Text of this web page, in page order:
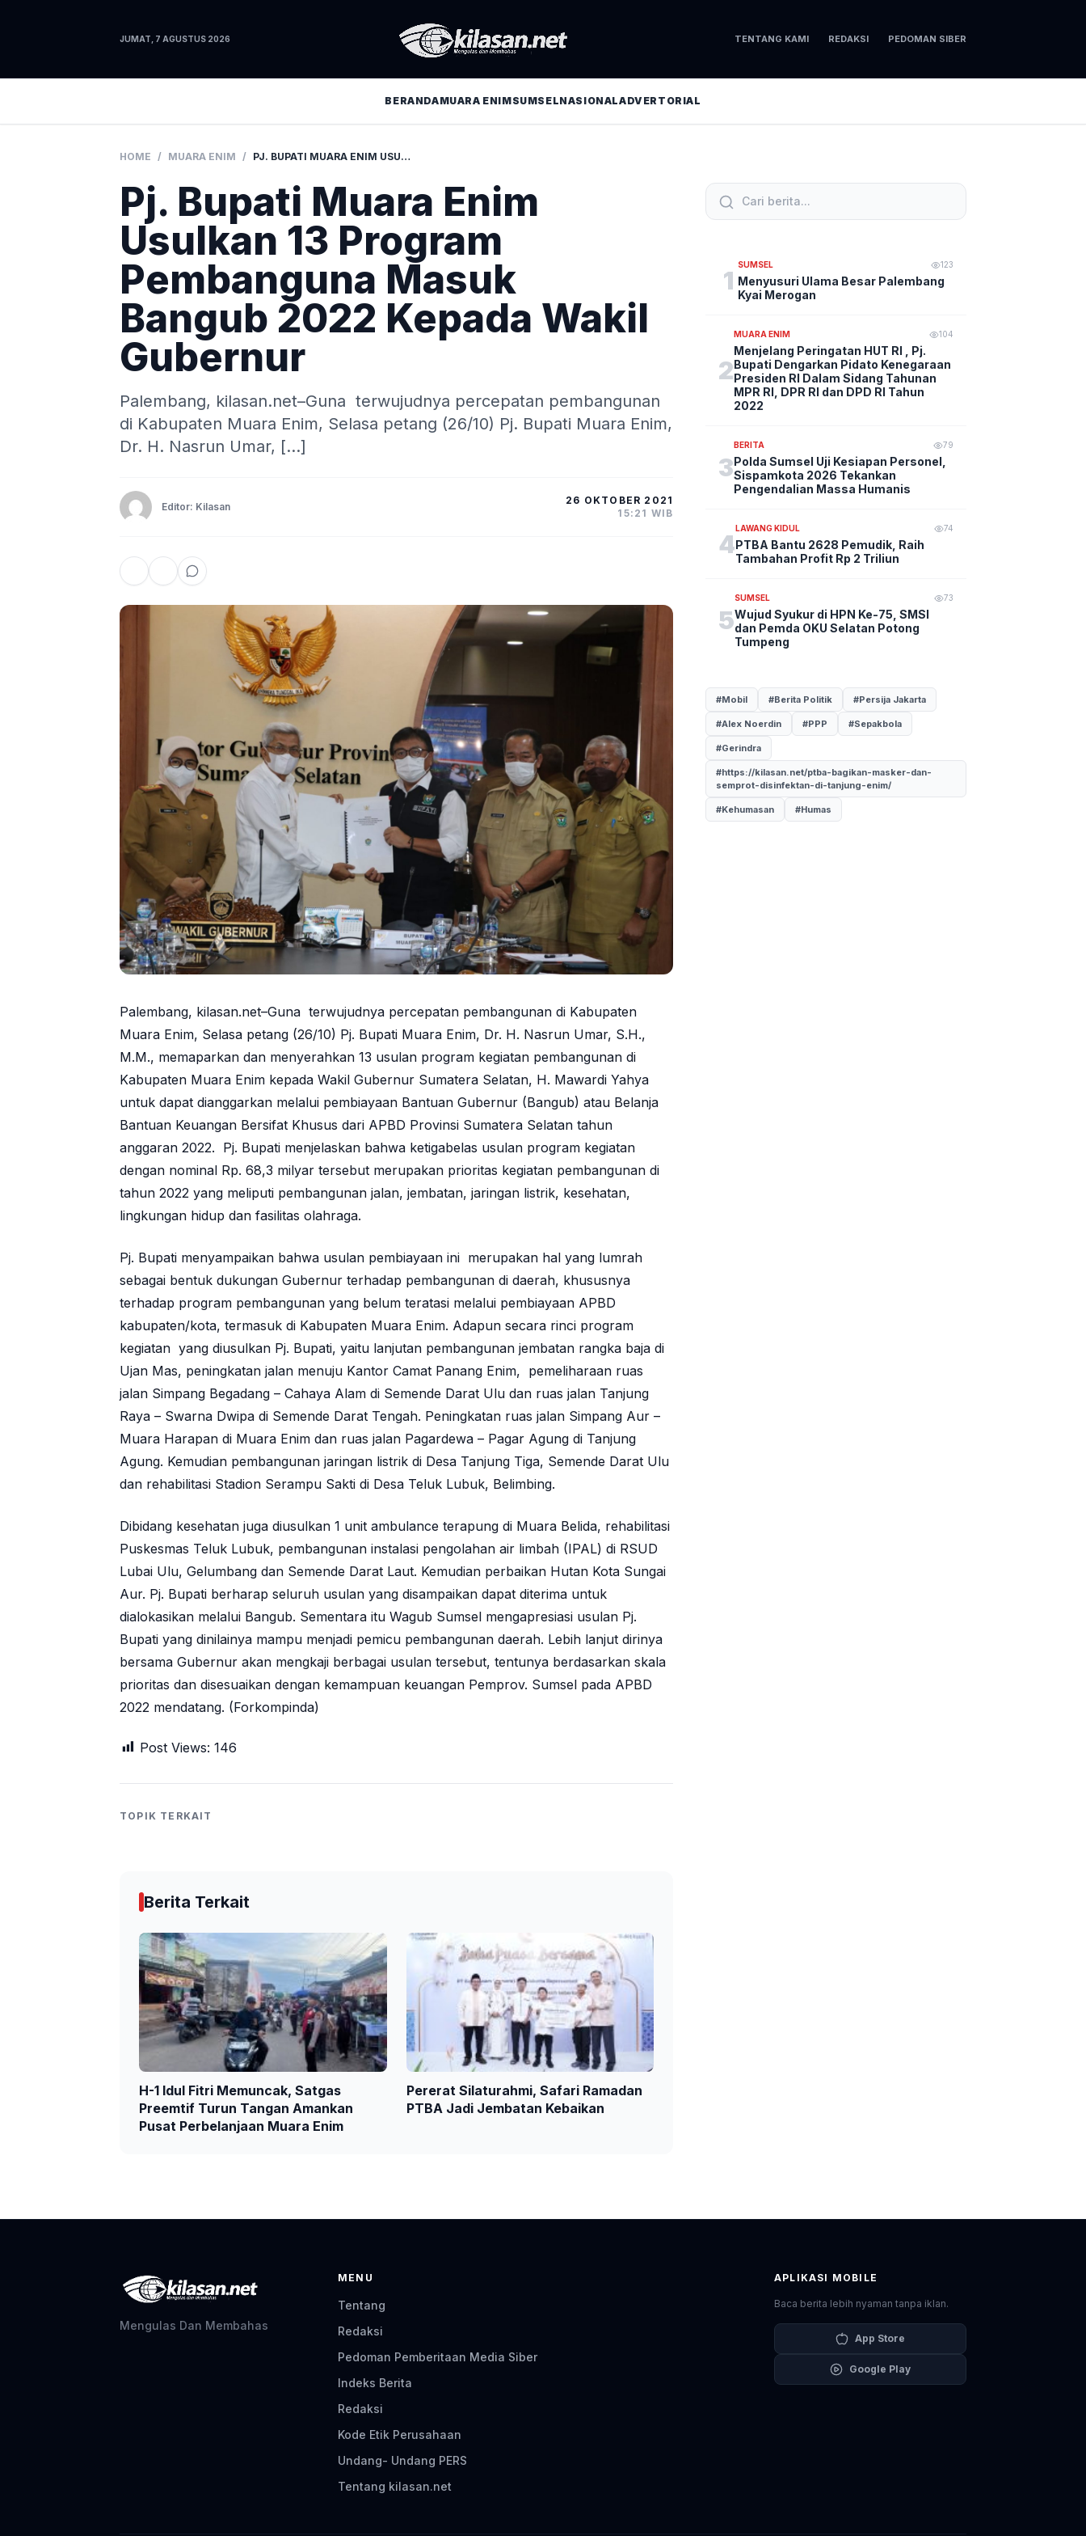
JUMAT, 7 AGUSTUS 2026 TENTANG KAMI REDAKSI PEDOMAN SIBER
BERANDAMUARA ENIMSUMSELNASIONALADVERTORIAL
HOME / MUARA ENIM / PJ. BUPATI MUARA ENIM USULKAN 13 PROGRAM PEMBANGUNA MASUK BANGUB 2022 KEPADA WAKIL GUBERNUR
Pj. Bupati Muara Enim
Usulkan 13 Program
Pembanguna Masuk
Bangub 2022 Kepada Wakil
Gubernur
Palembang, kilasan.net–Guna terwujudnya percepatan pembangunan
di Kabupaten Muara Enim, Selasa petang (26/10) Pj. Bupati Muara Enim,
Dr. H. Nasrun Umar, […]
Editor: Kilasan
26 OKTOBER 2021
15:21 WIB
Palembang, kilasan.net–Guna terwujudnya percepatan pembangunan di Kabupaten
Muara Enim, Selasa petang (26/10) Pj. Bupati Muara Enim, Dr. H. Nasrun Umar, S.H.,
M.M., memaparkan dan menyerahkan 13 usulan program kegiatan pembangunan di
Kabupaten Muara Enim kepada Wakil Gubernur Sumatera Selatan, H. Mawardi Yahya
untuk dapat dianggarkan melalui pembiayaan Bantuan Gubernur (Bangub) atau Belanja
Bantuan Keuangan Bersifat Khusus dari APBD Provinsi Sumatera Selatan tahun
anggaran 2022. Pj. Bupati menjelaskan bahwa ketigabelas usulan program kegiatan
dengan nominal Rp. 68,3 milyar tersebut merupakan prioritas kegiatan pembangunan di
tahun 2022 yang meliputi pembangunan jalan, jembatan, jaringan listrik, kesehatan,
lingkungan hidup dan fasilitas olahraga.
Pj. Bupati menyampaikan bahwa usulan pembiayaan ini merupakan hal yang lumrah
sebagai bentuk dukungan Gubernur terhadap pembangunan di daerah, khususnya
terhadap program pembangunan yang belum teratasi melalui pembiayaan APBD
kabupaten/kota, termasuk di Kabupaten Muara Enim. Adapun secara rinci program
kegiatan yang diusulkan Pj. Bupati, yaitu lanjutan pembangunan jembatan rangka baja di
Ujan Mas, peningkatan jalan menuju Kantor Camat Panang Enim, pemeliharaan ruas
jalan Simpang Begadang – Cahaya Alam di Semende Darat Ulu dan ruas jalan Tanjung
Raya – Swarna Dwipa di Semende Darat Tengah. Peningkatan ruas jalan Simpang Aur –
Muara Harapan di Muara Enim dan ruas jalan Pagardewa – Pagar Agung di Tanjung
Agung. Kemudian pembangunan jaringan listrik di Desa Tanjung Tiga, Semende Darat Ulu
dan rehabilitasi Stadion Serampu Sakti di Desa Teluk Lubuk, Belimbing.
Dibidang kesehatan juga diusulkan 1 unit ambulance terapung di Muara Belida, rehabilitasi
Puskesmas Teluk Lubuk, pembangunan instalasi pengolahan air limbah (IPAL) di RSUD
Lubai Ulu, Gelumbang dan Semende Darat Laut. Kemudian perbaikan Hutan Kota Sungai
Aur. Pj. Bupati berharap seluruh usulan yang disampaikan dapat diterima untuk
dialokasikan melalui Bangub. Sementara itu Wagub Sumsel mengapresiasi usulan Pj.
Bupati yang dinilainya mampu menjadi pemicu pembangunan daerah. Lebih lanjut dirinya
bersama Gubernur akan mengkaji berbagai usulan tersebut, tentunya berdasarkan skala
prioritas dan disesuaikan dengan kemampuan keuangan Pemprov. Sumsel pada APBD
2022 mendatang. (Forkompinda)
Post Views: 146
TOPIK TERKAIT
Berita Terkait
H-1 Idul Fitri Memuncak, Satgas
Preemtif Turun Tangan Amankan
Pusat Perbelanjaan Muara Enim
Pererat Silaturahmi, Safari Ramadan
PTBA Jadi Jembatan Kebaikan
1
SUMSEL 123
Menyusuri Ulama Besar Palembang
Kyai Merogan
2
MUARA ENIM 104
Menjelang Peringatan HUT RI , Pj.
Bupati Dengarkan Pidato Kenegaraan
Presiden RI Dalam Sidang Tahunan
MPR RI, DPR RI dan DPD RI Tahun
2022
3
BERITA 79
Polda Sumsel Uji Kesiapan Personel,
Sispamkota 2026 Tekankan
Pengendalian Massa Humanis
4
LAWANG KIDUL 74
PTBA Bantu 2628 Pemudik, Raih
Tambahan Profit Rp 2 Triliun
5
SUMSEL 73
Wujud Syukur di HPN Ke-75, SMSI
dan Pemda OKU Selatan Potong
Tumpeng
#Mobil #Berita Politik #Persija Jakarta
#Alex Noerdin #PPP #Sepakbola
#Gerindra
#https://kilasan.net/ptba-bagikan-masker-dan-
semprot-disinfektan-di-tanjung-enim/
#Kehumasan #Humas
Mengulas Dan Membahas
MENU
Tentang
Redaksi
Pedoman Pemberitaan Media Siber
Indeks Berita
Redaksi
Kode Etik Perusahaan
Undang- Undang PERS
Tentang kilasan.net
APLIKASI MOBILE
Baca berita lebih nyaman tanpa iklan.
App Store
Google Play